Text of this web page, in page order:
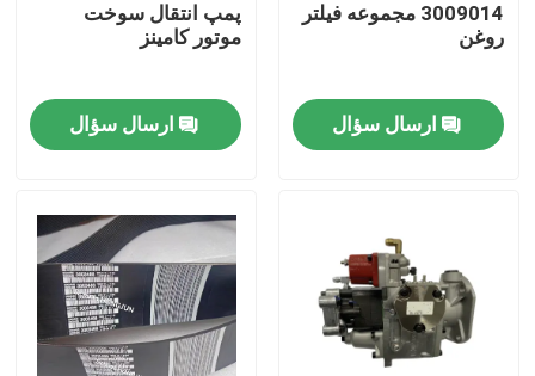
خانه
دربارهی ما
3009014 مجموعه فیلتر
روغن
ارسال سؤال
پمپ انتقال سوخت
موتور کامینز
ارسال سؤال